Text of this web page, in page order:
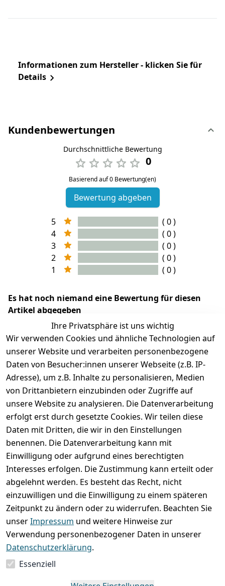
Informationen zum Hersteller - klicken Sie für
Details
Kundenbewertungen
Durchschnittliche Bewertung
0
Basierend auf 0 Bewertung(en)
Bewertung abgeben
5
( 0 )
4
( 0 )
3
( 0 )
2
( 0 )
1
( 0 )
Es hat noch niemand eine Bewertung für diesen
Artikel abgegeben
Ihre Privatsphäre ist uns wichtig
Wir verwenden Cookies und ähnliche Technologien auf
unserer Website und verarbeiten personenbezogene
Daten von Besucher:innen unserer Webseite (z.B. IP-
Adresse), um z.B. Inhalte zu personalisieren, Medien
von Drittanbietern einzubinden oder Zugriffe auf
unsere Website zu analysieren. Die Datenverarbeitung
erfolgt erst durch gesetzte Cookies. Wir teilen diese
Daten mit Dritten, die wir in den Einstellungen
benennen. Die Datenverarbeitung kann mit
Einwilligung oder aufgrund eines berechtigten
Interesses erfolgen. Die Zustimmung kann erteilt oder
abgelehnt werden. Es besteht das Recht, nicht
einzuwilligen und die Einwilligung zu einem späteren
Zeitpunkt zu ändern oder zu widerrufen. Beachten Sie
unserImpressum und weitere Hinweise zur
Verwendung personenbezogener Daten in unserer
Datenschutzerklärung.
Essenziell
Rechtliches
Impressum
Datenschutze
rklärung
Batterieentsor
gung
Widerrufsrec
Services
Kontakt
Registrieren
Zahlung und
Versand
Umtausch /
Reklamation
Wir
versenden
mit
Folgt uns
gern auf
Zahle
bequem per